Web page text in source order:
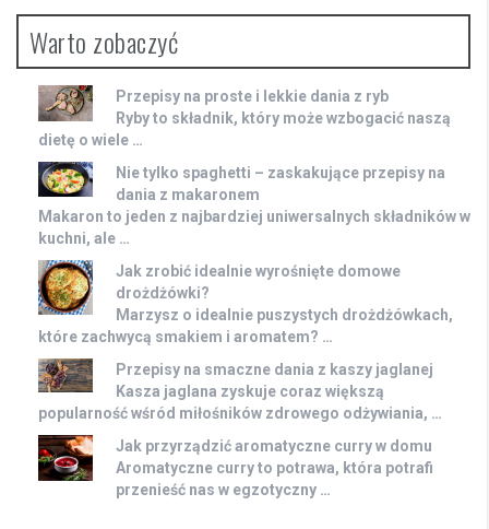
Warto zobaczyć
Przepisy na proste i lekkie dania z ryb
Ryby to składnik, który może wzbogacić naszą
dietę o wiele …
Nie tylko spaghetti – zaskakujące przepisy na
dania z makaronem
Makaron to jeden z najbardziej uniwersalnych składników w
kuchni, ale …
Jak zrobić idealnie wyrośnięte domowe
drożdżówki?
Marzysz o idealnie puszystych drożdżówkach,
które zachwycą smakiem i aromatem? …
Przepisy na smaczne dania z kaszy jaglanej
Kasza jaglana zyskuje coraz większą
popularność wśród miłośników zdrowego odżywiania, …
Jak przyrządzić aromatyczne curry w domu
Aromatyczne curry to potrawa, która potrafi
przenieść nas w egzotyczny …